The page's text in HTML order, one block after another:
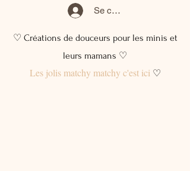
Se connecter
♡ Créations de douceurs pour les minis et
leurs mamans ♡
Les jolis matchy matchy c'est ici♡